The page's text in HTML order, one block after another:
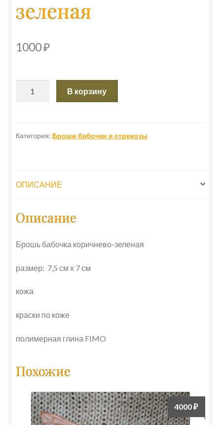
зеленая
1000₽
коричнево-
В корзину
Категория: Броши бабочки и стрекозы
ОПИСАНИЕ
Описание
Брошь бабочка коричнево-зеленая
размер: 7,5 см х 7 см
кожа
краски по коже
полимерная глина FIMO
Похожие
4000₽